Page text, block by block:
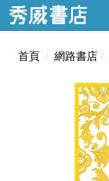
首頁 網路書店